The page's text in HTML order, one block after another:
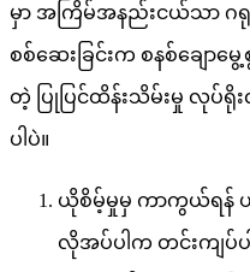
မှာ အကြိမ်အနည်းငယ်သာ ဂ
စစ်ဆေးခြင်းက စနစ်ချော
တဲ့ ပြုပြင်ထိန်းသိမ်းမှု လုပ်
ပါပဲ။
ယိုစိမ့်မှုမှ ကာကွယ်ရန် ယူ
လိုအပ်ပါက တင်းကျပ်ပ